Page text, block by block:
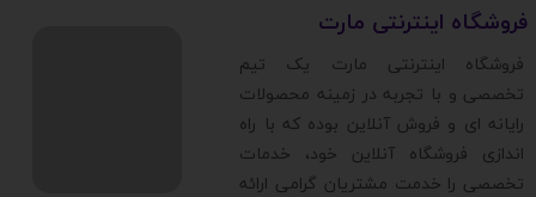
پشتیبانی از DVD-ROM
فن‌های نصب شده
درگاه‌های ارتباطی کیس
​فروشگاه اینترنتی مارت
​فروشگاه اینترنتی مارت یک تیم
تخصصی و با تجربه در زمینه محصولات
رایانه ای و فروش آنلاین بوده که با راه
اندازی فروشگاه آنلاین خود، خدمات
تخصصی را خدمت مشتریان گرامی ارائه